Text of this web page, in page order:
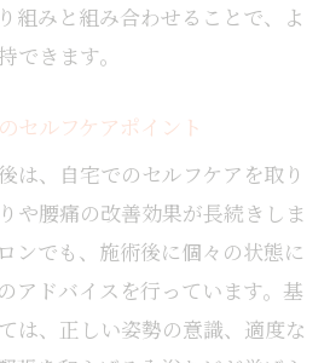
組みと組み合わせることで、よ
できます。
セルフケアポイント
は、自宅でのセルフケアを取り
や腰痛の改善効果が長続きしま
ンでも、施術後に個々の状態に
アドバイスを行っています。基
は、正しい姿勢の意識、適度な